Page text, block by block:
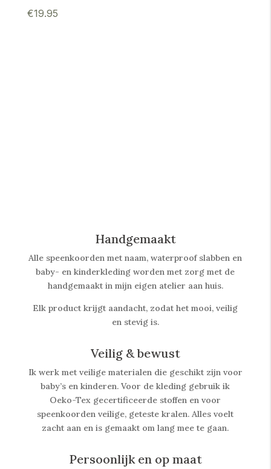
€19.95
Handgemaakt
Alle speenkoorden met naam, waterproof slabben en
baby- en kinderkleding worden met zorg met de
handgemaakt in mijn eigen atelier aan huis.
Elk product krijgt aandacht, zodat het mooi, veilig
en stevig is.
Veilig & bewust
Ik werk met veilige materialen die geschikt zijn voor
baby’s en kinderen. Voor de kleding gebruik ik
Oeko-Tex gecertificeerde stoffen en voor
speenkoorden veilige, geteste kralen. Alles voelt
zacht aan en is gemaakt om lang mee te gaan.
Persoonlijk en op maat